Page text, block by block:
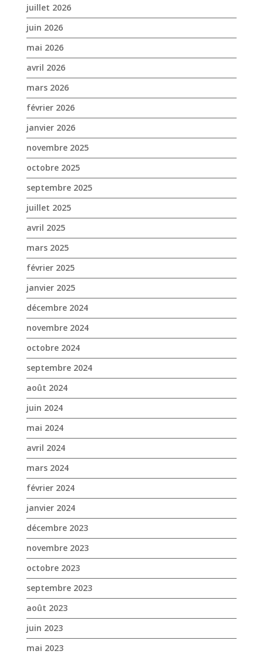
juillet 2026
juin 2026
mai 2026
avril 2026
mars 2026
février 2026
janvier 2026
novembre 2025
octobre 2025
septembre 2025
juillet 2025
avril 2025
mars 2025
février 2025
janvier 2025
décembre 2024
novembre 2024
octobre 2024
septembre 2024
août 2024
juin 2024
mai 2024
avril 2024
mars 2024
février 2024
janvier 2024
décembre 2023
novembre 2023
octobre 2023
septembre 2023
août 2023
juin 2023
mai 2023